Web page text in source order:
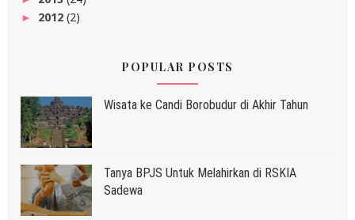
► 2012 (2)
POPULAR POSTS
Wisata ke Candi Borobudur di Akhir Tahun
Tanya BPJS Untuk Melahirkan di RSKIA
Sadewa